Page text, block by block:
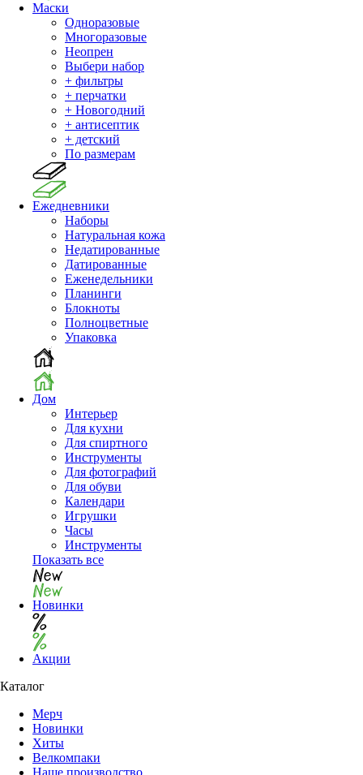
Маски
Одноразовые
Многоразовые
Неопрен
Выбери набор
+ фильтры
+ перчатки
+ Новогодний
+ антисептик
+ детский
По размерам
Ежедневники
Наборы
Натуральная кожа
Недатированные
Датированные
Еженедельники
Планинги
Блокноты
Полноцветные
Упаковка
Дом
Интерьер
Для кухни
Для спиртного
Инструменты
Для фотографий
Для обуви
Календари
Игрушки
Часы
Инструменты
Показать все
Новинки
Акции
Каталог
Мерч
Новинки
Хиты
Велкомпаки
Наше производство